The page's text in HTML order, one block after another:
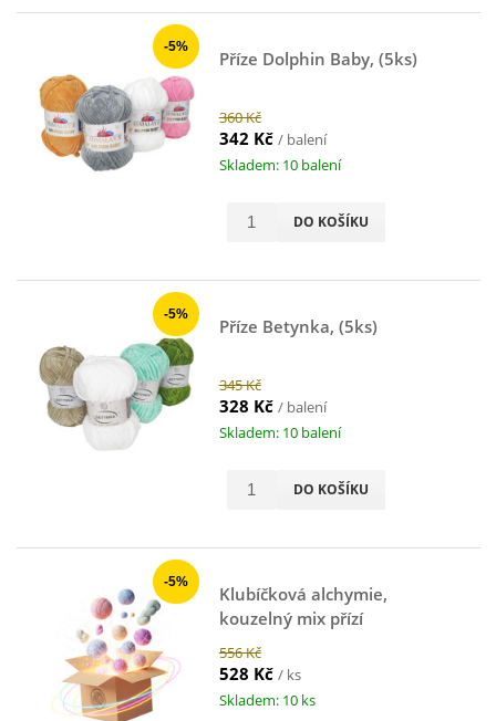
-5%
Příze Dolphin Baby, (5ks)
360 Kč
342 Kč / balení
Skladem: 10 balení
DO KOŠÍKU
-5%
Příze Betynka, (5ks)
345 Kč
328 Kč / balení
Skladem: 10 balení
DO KOŠÍKU
-5%
Klubíčková alchymie,
kouzelný mix přízí
556 Kč
528 Kč / ks
Skladem: 10 ks